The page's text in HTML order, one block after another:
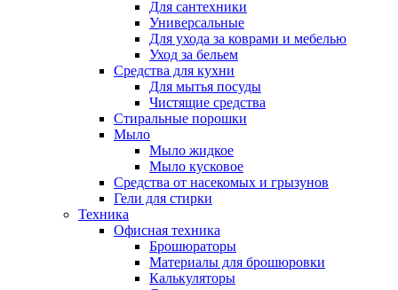
Для сантехники
Универсальные
Для ухода за коврами и мебелью
Уход за бельем
Средства для кухни
Для мытья посуды
Чистящие средства
Стиральные порошки
Мыло
Мыло жидкое
Мыло кусковое
Средства от насекомых и грызунов
Гели для стирки
Техника
Офисная техника
Брошюраторы
Материалы для брошюровки
Калькуляторы